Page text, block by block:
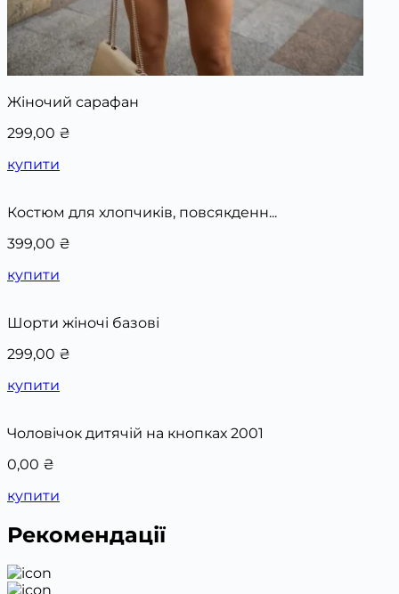
Жіночий сарафан
299,00 ₴
купити
Костюм для хлопчиків, повсякденн...
399,00 ₴
купити
Шорти жіночі базові
299,00 ₴
купити
Чоловічок дитячій на кнопках 2001
0,00 ₴
купити
Рекомендації